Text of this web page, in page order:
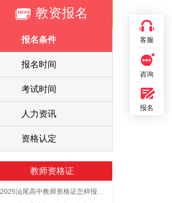
教资报名
报名条件
报名时间
考试时间
人力资讯
资格认定
教师资格证
2025汕尾高中教师资格证怎样报名 附流程
客服
咨询
报名